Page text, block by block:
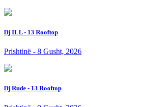
Dj ILL - 13 Rooftop
Prishtinë - 8 Gusht, 2026
Dj Rude - 13 Rooftop